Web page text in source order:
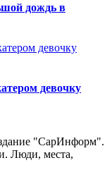
дождь в
девочку
"СарИнформ".
Люди, места,